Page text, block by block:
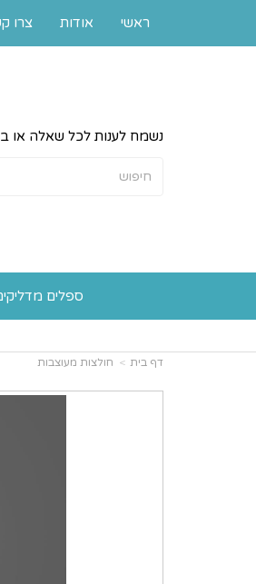
נשמח לענות לכל שאלה או
ספלים
ראשי אודות צרו
דף בית חולצות מעוצבות